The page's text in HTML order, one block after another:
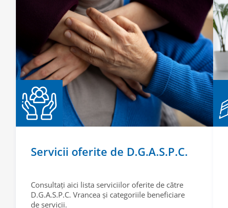
Servicii oferite de D.G.A.S.P.C.
Consultați aici lista serviciilor oferite de către
D.G.A.S.P.C. Vrancea și categoriile beneficiare
de servicii.